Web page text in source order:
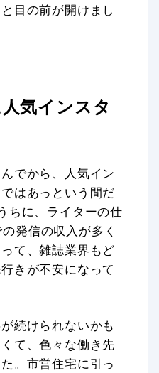
目の前が開けまし
気インスタ
でから、人気イン
はあっという間だ
ちに、ライターの仕
発信の収入が多く
て、雑誌業界もど
きが不安になって
続けられないかも
て、色々な働き先
。市営住宅に引っ